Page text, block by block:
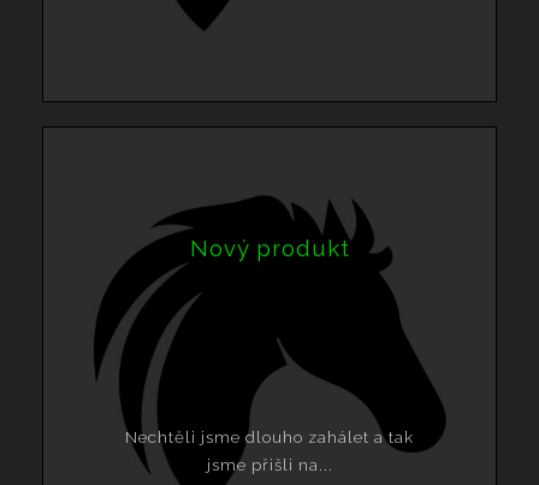
Nový produkt
Nechtěli jsme dlouho zahálet a tak
jsme přišli na...